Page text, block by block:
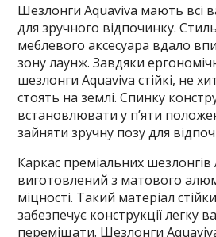
Шезлонги Aquaviva мають всі
для зручного відпочинку.
меблевого аксесуара вдало
зону лаунж. Завдяки
шезлонги Aquaviva стійкі, не
стоять на землі. Спинку
встановлювати у п’яти
зайняти зручну позу для
Каркас преміальних шезлонгів
виготовлений з матового
міцності. Такий матеріал
забезпечує конструкції легку
переміщати. Шезлонги